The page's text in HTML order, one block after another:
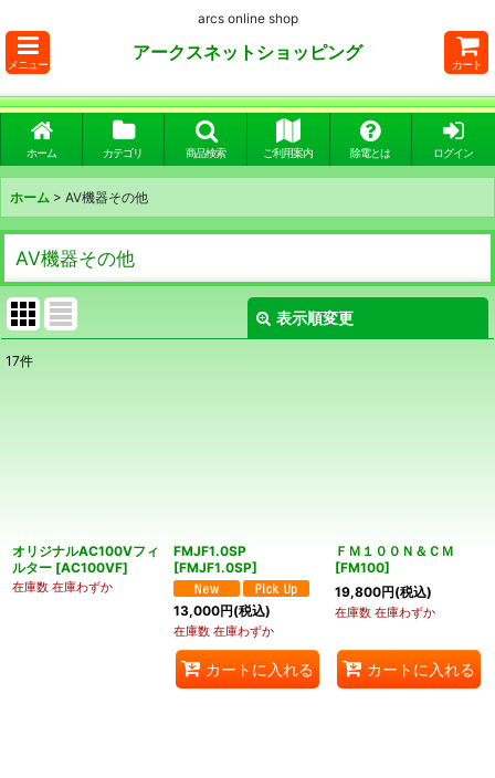
arcs online shop
メニュー
アークスネットショッピング
カート
ホーム カテゴリ 商品検索 ご利用案内 除電とは ログイン
ホーム > AV機器その他
AV機器その他
表示順変更
絞り込む
17件
オリジナルAC100Vフィ
ルター [AC100VF]
在庫数 在庫わずか
FMJF1.0SP
[FMJF1.0SP]
13,000円(税込)
在庫数 在庫わずか
カートに入れる
ＦＭ１００Ｎ＆ＣＭ
[FM100]
19,800円(税込)
在庫数 在庫わずか
カートに入れる